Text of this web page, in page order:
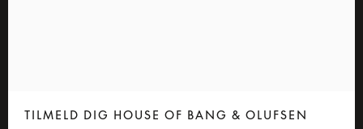
TILMELD DIG HOUSE OF BANG & OLUFSEN